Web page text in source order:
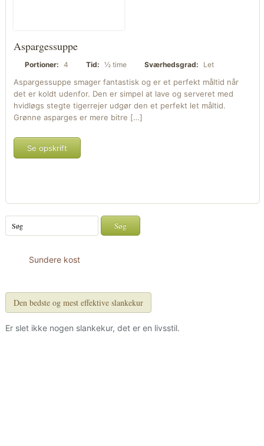
Aspargessuppe
Portioner: 4 Tid: ½ time Sværhedsgrad: Let
Aspargessuppe smager fantastisk og er et perfekt måltid når
det er koldt udenfor. Den er simpel at lave og serveret med
hvidløgs stegte tigerrejer udgør den et perfekt let måltid.
Grønne asparges er mere bitre […]
Se opskrift
Sundere kost
Den bedste og mest effektive slankekur
Er slet ikke nogen slankekur, det er en livsstil.